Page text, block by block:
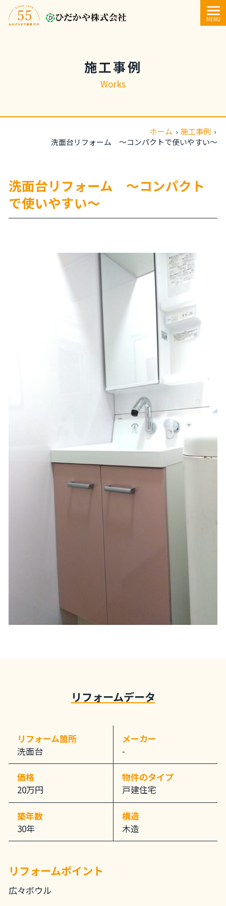
内容をスキップ
MENU
施工事例
Works
ホーム › 施工事例 ›
洗面台リフォーム ～コンパクトで使いやすい～
洗面台リフォーム ～コンパクト
で使いやすい～
リフォームデータ
リフォーム箇所
洗面台
メーカー
-
価格
20万円
物件のタイプ
戸建住宅
築年数
30年
構造
木造
リフォームポイント
広々ボウル